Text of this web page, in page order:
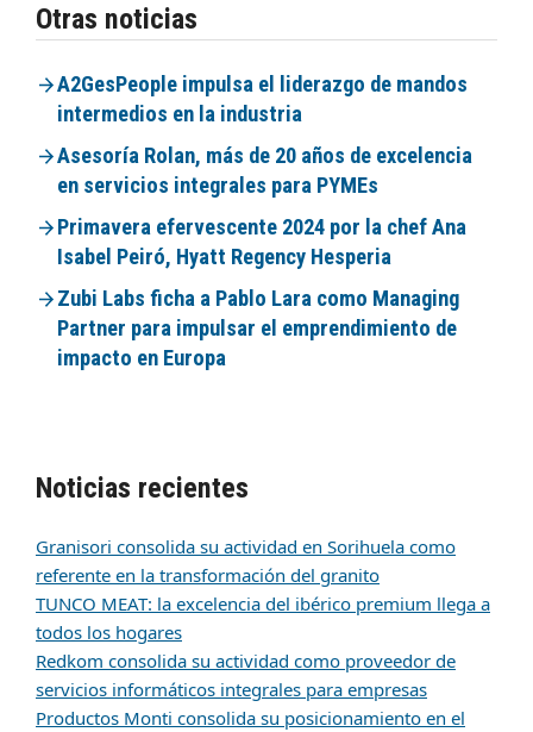
Otras noticias
A2GesPeople impulsa el liderazgo de mandos
intermedios en la industria
Asesoría Rolan, más de 20 años de excelencia
en servicios integrales para PYMEs
Primavera efervescente 2024 por la chef Ana
Isabel Peiró, Hyatt Regency Hesperia
Zubi Labs ficha a Pablo Lara como Managing
Partner para impulsar el emprendimiento de
impacto en Europa
Noticias recientes
Granisori consolida su actividad en Sorihuela como
referente en la transformación del granito
TUNCO MEAT: la excelencia del ibérico premium llega a
todos los hogares
Redkom consolida su actividad como proveedor de
servicios informáticos integrales para empresas
Productos Monti consolida su posicionamiento en el